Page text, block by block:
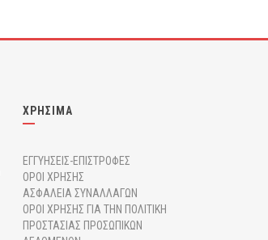
ΧΡΗΣΙΜΑ
ΕΓΓΥΗΣΕΙΣ-ΕΠΙΣΤΡΟΦΕΣ
ΟΡΟΙ ΧΡΗΣΗΣ
ΑΣΦΑΛΕΙΑ ΣΥΝΑΛΛΑΓΩΝ
ΟΡΟΙ ΧΡΗΣΗΣ ΓΙΑ ΤΗΝ ΠΟΛΙΤΙΚΗ
ΠΡΟΣΤΑΣΙΑΣ ΠΡΟΣΩΠΙΚΩΝ